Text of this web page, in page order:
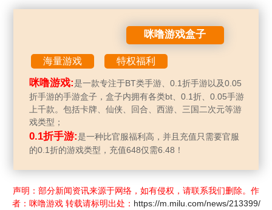
咪噜游戏盒子
海量游戏 特权福利
咪噜游戏:是一款专注于BT类手游、0.1折手游以及0.05
折手游的手游盒子，盒子内拥有各类bt、0.1折、0.05手游
上千款。包括卡牌、仙侠、回合、西游、三国二次元等游
戏类型；
0.1折手游:是一种比官服福利高，并且充值只需要官服
的0.1折的游戏类型，充值648仅需6.48！
声明：部分新闻资讯来源于网络，如有侵权，请联系我们删除。作
者：咪噜游戏 转载请标明出处： https://m.milu.com/news/213399/